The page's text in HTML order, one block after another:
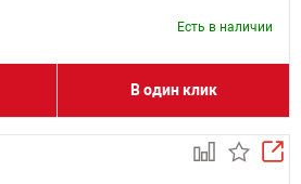
Есть в наличии
В один клик